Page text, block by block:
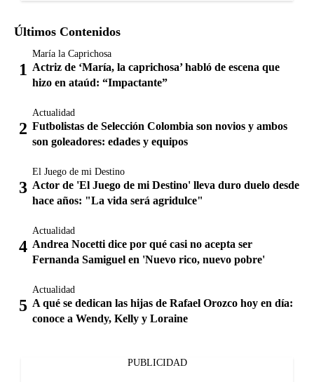
Últimos Contenidos
María la Caprichosa
Actriz de ‘María, la caprichosa’ habló de escena que
hizo en ataúd: “Impactante”
Actualidad
Futbolistas de Selección Colombia son novios y ambos
son goleadores: edades y equipos
El Juego de mi Destino
Actor de 'El Juego de mi Destino' lleva duro duelo desde
hace años: "La vida será agridulce"
Actualidad
Andrea Nocetti dice por qué casi no acepta ser
Fernanda Samiguel en 'Nuevo rico, nuevo pobre'
Actualidad
A qué se dedican las hijas de Rafael Orozco hoy en día:
conoce a Wendy, Kelly y Loraine
PUBLICIDAD